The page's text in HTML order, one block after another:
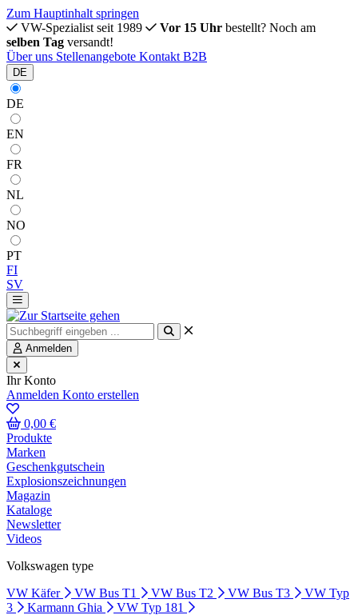
Zum Hauptinhalt springen
VW-Spezialist seit 1989
Vor 15 Uhr bestellt? Noch am
selben Tag versandt!
Über uns Stellenangebote Kontakt B2B
DE
DE
EN
FR
NL
NO
PT
FI
SV
Anmelden
Ihr Konto
Anmelden Konto erstellen
0,00 €
Produkte
Marken
Geschenkgutschein
Explosionszeichnungen
Magazin
Kataloge
Newsletter
Videos
Volkswagen type
VW Käfer
VW Bus T1 VW Bus T2 VW Bus T3
VW Typ
3
Karmann Ghia VW Typ 181